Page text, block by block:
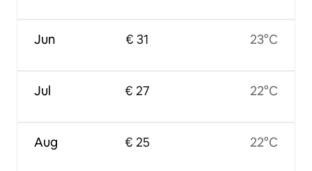
Jun
Jul
Aug
€ 31
€ 27
€ 25
23°C
22°C
22°C